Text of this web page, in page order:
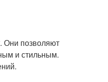
Они позволяют
и стильным.